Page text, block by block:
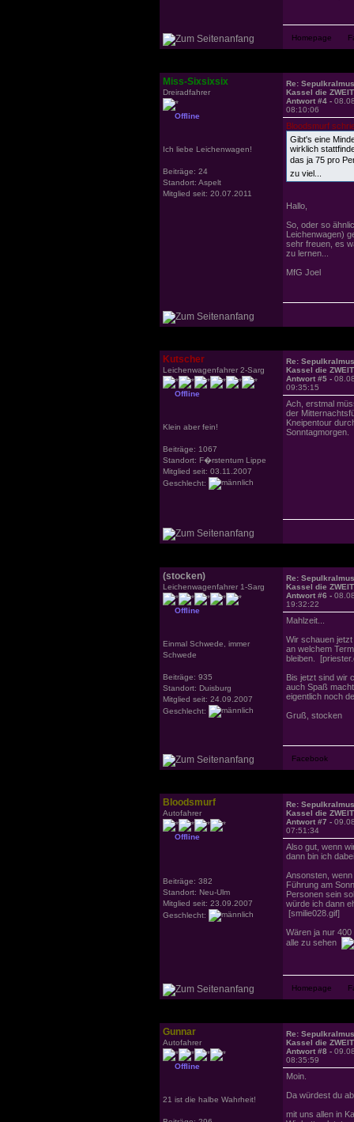
Miss-Sixsixsix
Dreiradfahrer
Offline
Ich liebe Leichenwagen!
Beiträge: 24
Standort: Aspelt
Mitglied seit: 20.07.2011
Re:
Kassel die
Antwort #4 -
08:10:06
Bloodsmurf
Gibt's eine
wirklich
das ja 75 pro
zu viel...
Hallo,
So, oder so
Leichenwagen)
sehr freuen, es
zu lernen...
MfG Joel
Kutscher
Leichenwagenfahrer 2-Sarg
Offline
Klein aber fein!
Beiträge: 1067
Standort: F�rstentum Lippe
Mitglied seit: 03.11.2007
Geschlecht:
Re:
Kassel die
Antwort #5 -
09:35:15
Ach, erstmal
der
Kneipentour
Sonntagmorgen.
(stocken)
Leichenwagenfahrer 1-Sarg
Offline
Einmal Schwede, immer
Schwede
Beiträge: 935
Standort: Duisburg
Mitglied seit: 24.09.2007
Geschlecht:
Re:
Kassel die
Antwort #6 -
19:32:22
Mahlzeit...
Wir schauen
an welchem
bleiben.
Bis jetzt sind wir
auch Spaß
eigentlich noch
Gruß, stocken
Bloodsmurf
Autofahrer
Offline
Beiträge: 382
Standort: Neu-Ulm
Mitglied seit: 23.09.2007
Geschlecht:
Re:
Kassel die
Antwort #7 -
07:51:34
Also gut, wenn
dann bin ich
Ansonsten,
Führung am
Personen sein
würde ich dann
[smilie028.gif]
Wären ja nur
alle zu sehen
Gunnar
Autofahrer
Offline
21 ist die halbe Wahrheit!
Re:
Kassel die
Antwort #8 -
08:35:59
Moin.
Da würdest du
mit uns allen in